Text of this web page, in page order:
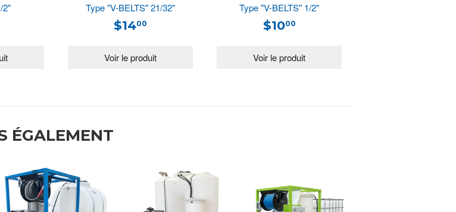
2"
Type "V-BELTS" 21/32"
$1400
Type "V-BELTS" 1/2"
$1000
ÉGALEMENT